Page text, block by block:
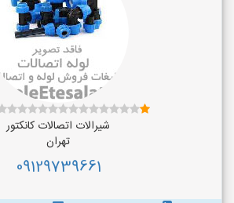
شیرالات اتصالات کانکتور
تهران
09129739661